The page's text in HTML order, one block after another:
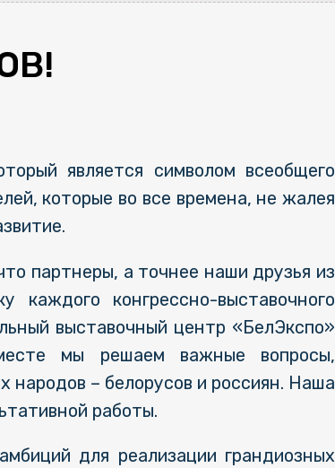
является символом всеобщего
которые во все времена, не жалея
партнеры, а точнее наши друзья из
конгрессно-выставочного
выставочный центр «БелЭкспо»
мы решаем важные вопросы,
народов – белорусов и россиян. Наша
работы.
для реализации грандиозных